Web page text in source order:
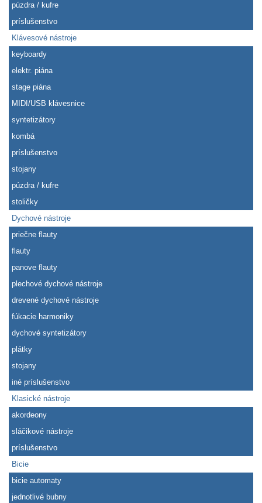
púzdra / kufre
príslušenstvo
Klávesové nástroje
keyboardy
elektr. piána
stage piána
MIDI/USB klávesnice
syntetizátory
kombá
príslušenstvo
stojany
púzdra / kufre
stoličky
Dychové nástroje
priečne flauty
flauty
panove flauty
plechové dychové nástroje
drevené dychové nástroje
fúkacie harmoniky
dychové syntetizátory
plátky
stojany
iné príslušenstvo
Klasické nástroje
akordeony
sláčikové nástroje
príslušenstvo
Bicie
bicie automaty
jednotlivé bubny